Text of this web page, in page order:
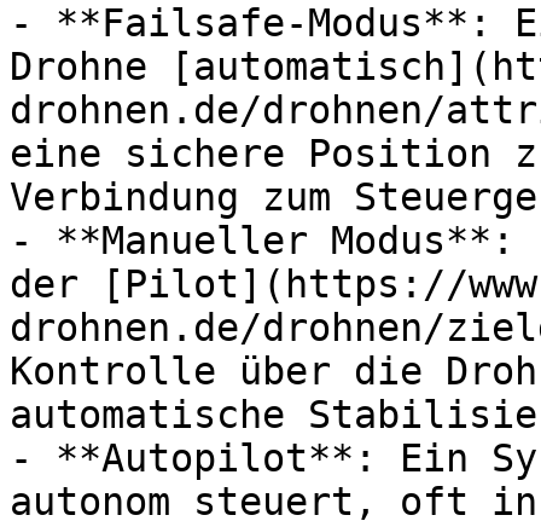
- **Failsafe-Modus**:
Drohne
drohnen.de/drohnen/
eine sichere Position
Verbindung zum
- **Manueller Modus**:
der [Pilot](https://
drohnen.de/drohnen/
Kontrolle über die
automatische
- **Autopilot**: Ein
autonom steuert, oft in